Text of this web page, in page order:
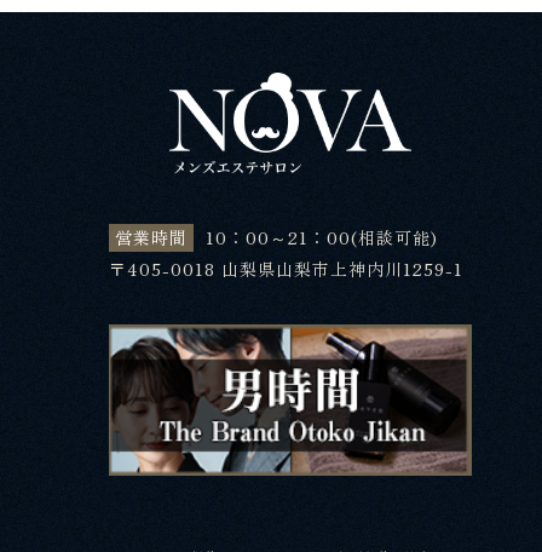
営業時間
10：00～21：00(相談可能)
〒405-0018 山梨県山梨市上神内川1259-1